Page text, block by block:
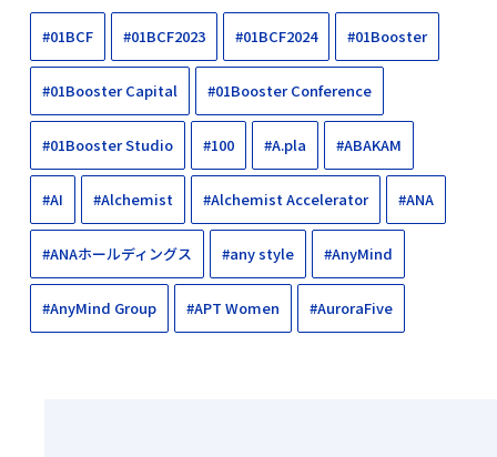
#01BCF #01BCF2023 #01BCF2024 #01Booster
#01Booster Capital #01Booster Conference
#01Booster Studio #100 #A.pla #ABAKAM
#AI #Alchemist #Alchemist Accelerator #ANA
#ANAホールディングス #any style #AnyMind
#AnyMind Group #APT Women #AuroraFive